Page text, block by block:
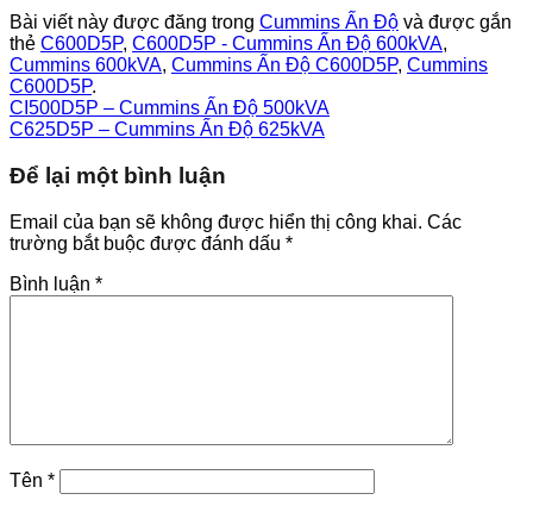
Bài viết này được đăng trong Cummins Ấn Độ và được gắn
thẻ C600D5P, C600D5P - Cummins Ấn Độ 600kVA,
Cummins 600kVA, Cummins Ấn Độ C600D5P, Cummins
C600D5P.
CI500D5P – Cummins Ấn Độ 500kVA
C625D5P – Cummins Ấn Độ 625kVA
Để lại một bình luận
Email của bạn sẽ không được hiển thị công khai. Các
trường bắt buộc được đánh dấu *
Bình luận *
Tên *